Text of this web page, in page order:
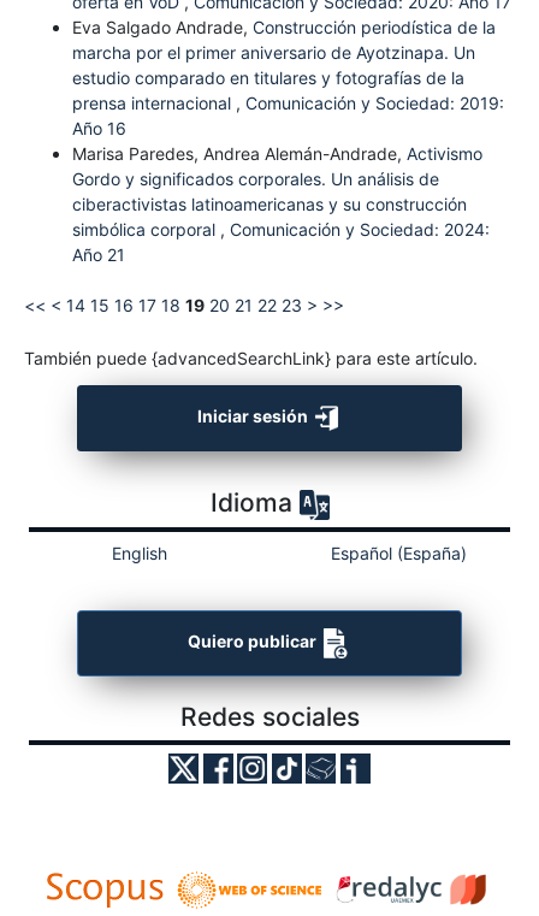
Eva Salgado Andrade, Construcción periodística de la
marcha por el primer aniversario de Ayotzinapa. Un
estudio comparado en titulares y fotografías de la
prensa internacional , Comunicación y Sociedad: 2019:
Año 16
Marisa Paredes, Andrea Alemán-Andrade, Activismo
Gordo y significados corporales. Un análisis de
ciberactivistas latinoamericanas y su construcción
simbólica corporal , Comunicación y Sociedad: 2024:
Año 21
<< < 14 15 16 17 18 19 20 21 22 23 > >>
También puede {advancedSearchLink} para este artículo.
Iniciar sesión
Idioma
English Español (España)
Quiero publicar
Redes sociales